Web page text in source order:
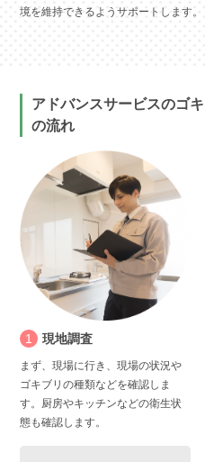
境を維持できるようサポートします。
アドバンスサービスのゴ
の流れ
1 現地調査
まず、現場に行き、現場の状況や
ゴキブリの種類などを確認しま
す。厨房やキッチンなどの衛生状
態も確認します。